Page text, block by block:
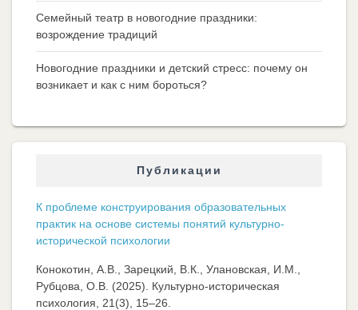
Семейный театр в новогодние праздники:
возрождение традиций
Новогодние праздники и детский стресс: почему он
возникает и как с ним бороться?
Публикации
К проблеме конструирования образовательных
практик на основе системы понятий культурно-
исторической психологии
Конокотин, А.В., Зарецкий, В.К., Улановская, И.М.,
Рубцова, О.В. (2025). Культурно-историческая
психология, 21(3), 15–26.